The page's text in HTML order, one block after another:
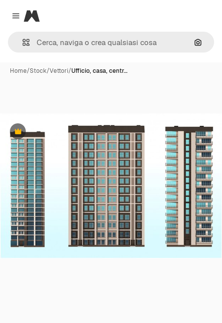
Close menu
Magnific
Cerca
Home/Stock/Vettori/Ufficio, casa, centr…
Premium